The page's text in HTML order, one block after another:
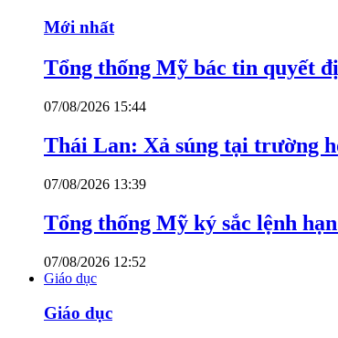
Mới nhất
Tổng thống Mỹ bác tin quyết
07/08/2026 15:44
Thái Lan: Xả súng tại trường
07/08/2026 13:39
Tổng thống Mỹ ký sắc lệnh
07/08/2026 12:52
Giáo dục
Giáo dục